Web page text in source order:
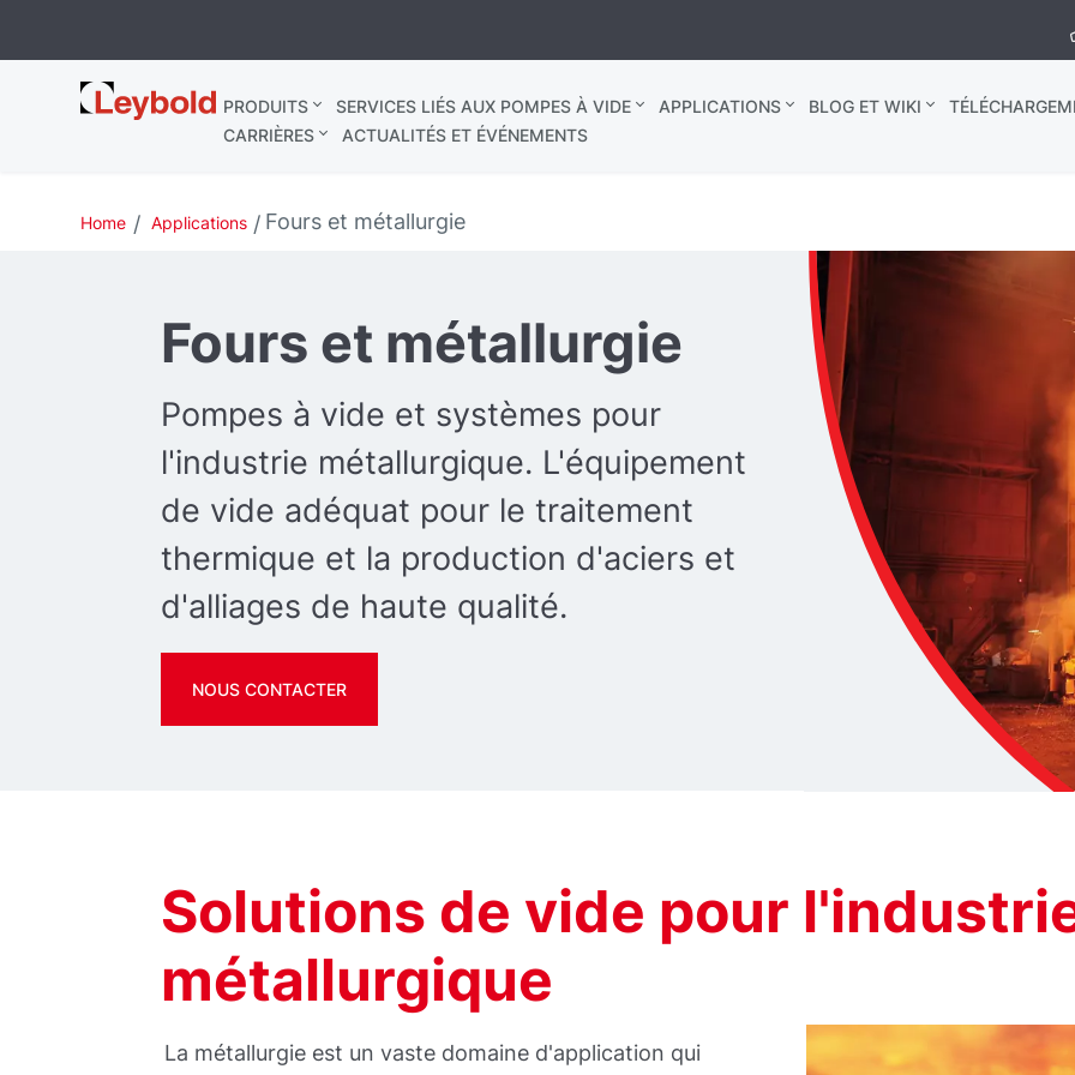
Leybold
France
PRODUITS SERVICES LIÉS AUX POMPES À VIDE APPLICATIONS BLOG ET WIKI
CARRIÈRES
ACTUALITÉS ET ÉVÉNEMENTS
Home Applications Fours et métallurgie
Fours et métallurgie
Pompes à vide et systèmes pour
l'industrie métallurgique. L'équipement
de vide adéquat pour le traitement
thermique et la production d'aciers et
d'alliages de haute qualité.
NOUS CONTACTER
Solutions de vide pour
métallurgique
La métallurgie est un vaste domaine d'application qui